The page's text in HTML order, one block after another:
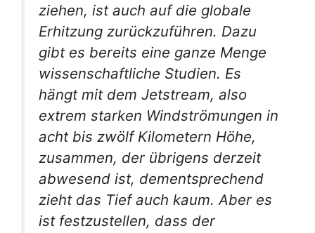
ziehen, ist auch auf die globale
Erhitzung zurückzuführen. Dazu
gibt es bereits eine ganze Menge
wissenschaftliche Studien. Es
hängt mit dem Jetstream, also
extrem starken Windströmungen in
acht bis zwölf Kilometern Höhe,
zusammen, der übrigens derzeit
abwesend ist, dementsprechend
zieht das Tief auch kaum. Aber es
ist festzustellen, dass der